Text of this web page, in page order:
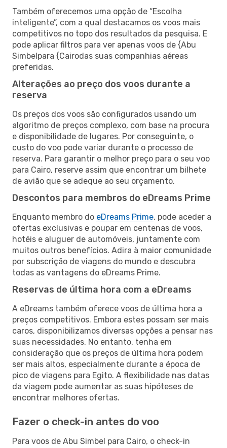
Também oferecemos uma opção de “Escolha
inteligente”, com a qual destacamos os voos mais
competitivos no topo dos resultados da pesquisa. E
pode aplicar filtros para ver apenas voos de {Abu
Simbelpara {Cairodas suas companhias aéreas
preferidas.
Alterações ao preço dos voos durante a
reserva
Os preços dos voos são configurados usando um
algoritmo de preços complexo, com base na procura
e disponibilidade de lugares. Por conseguinte, o
custo do voo pode variar durante o processo de
reserva. Para garantir o melhor preço para o seu voo
para Cairo, reserve assim que encontrar um bilhete
de avião que se adeque ao seu orçamento.
Descontos para membros do eDreams Prime
Enquanto membro do eDreams Prime, pode aceder a
ofertas exclusivas e poupar em centenas de voos,
hotéis e aluguer de automóveis, juntamente com
muitos outros benefícios. Adira à maior comunidade
por subscrição de viagens do mundo e descubra
todas as vantagens do eDreams Prime.
Reservas de última hora com a eDreams
A eDreams também oferece voos de última hora a
preços competitivos. Embora estes possam ser mais
caros, disponibilizamos diversas opções a pensar nas
suas necessidades. No entanto, tenha em
consideração que os preços de última hora podem
ser mais altos, especialmente durante a época de
pico de viagens para Egito. A flexibilidade nas datas
da viagem pode aumentar as suas hipóteses de
encontrar melhores ofertas.
Fazer o check-in antes do voo
Para voos de Abu Simbel para Cairo, o check-in